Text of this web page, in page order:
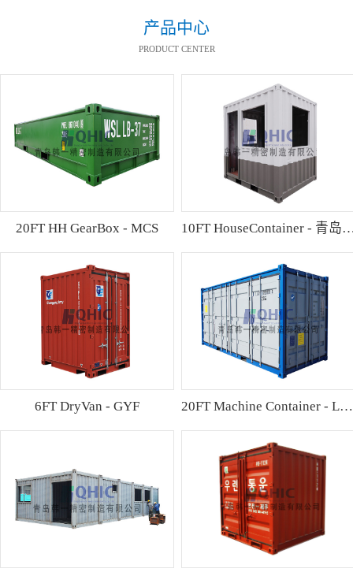
产品中心
PRODUCT CENTER
20FT HH GearBox - MCS 10FT
6FT DryVan - GYF 20FT Machine Container - Lamor